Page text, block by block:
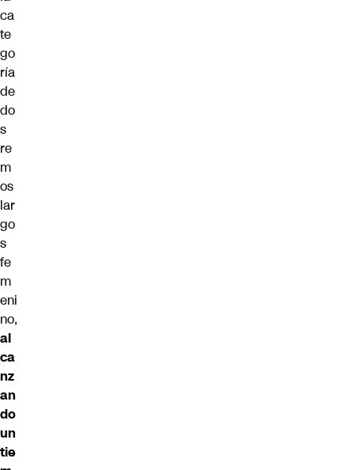
ca
te
go
ría
de
do
s
re
m
os
lar
go
s
fe
m
eni
no,
al
ca
nz
an
do
un
tie